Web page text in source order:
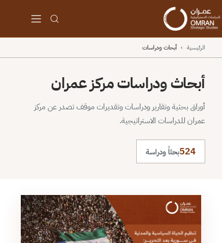
الرئيسية › أبحاث ودراسات
أبحاث ودراسات مركز عمران
أوراق بحثية وتقارير ودراسات وتقديرات موقف تصدر عن مركز
عمران للدراسات الاستراتيجية.
524بحثاً ودراسة